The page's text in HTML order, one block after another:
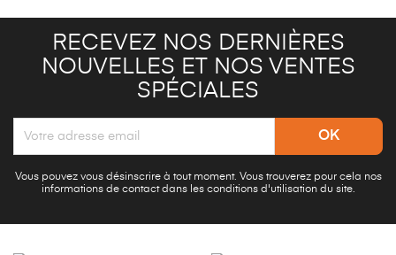
RECEVEZ NOS DERNIÈRES
NOUVELLES ET NOS VENTES
SPÉCIALES
Vous pouvez vous désinscrire à tout moment. Vous trouverez pour cela nos
informations de contact dans les conditions d'utilisation du site.